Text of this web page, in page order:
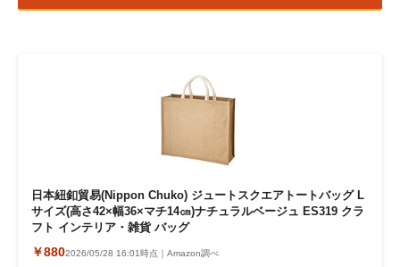
日本紐釦貿易(Nippon Chuko) ジュートスクエアトートバッグ L
サイズ(高さ42×幅36×マチ14㎝)ナチュラルベージュ ES319 クラ
フト インテリア・雑貨 バッグ
￥8802026/05/28 16:01時点｜Amazon調べ